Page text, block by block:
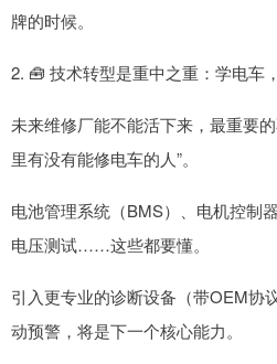
牌的时候。
2. 🧰 技术转型是重中之重：学电车
未来维修厂能不能活下来，最重要
里有没有能修电车的人”。
电池管理系统（BMS）、电机控制
电压测试……这些都要懂。
引入更专业的诊断设备（带OEM协
动预警，将是下一个核心能力。